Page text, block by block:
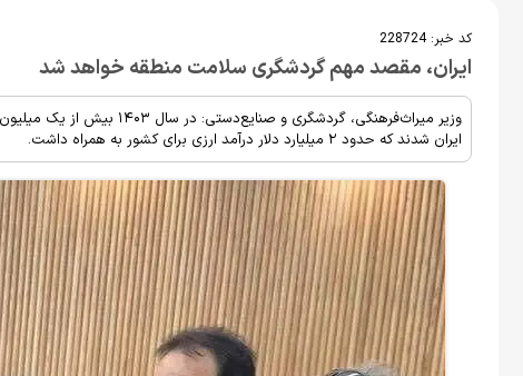
کد خبر:228724
ایران، مقصد مهم گردشگری سلامت منطقه خواهد شد
ایران شدند که حدود ۲ میلیارد دلار درآمد ارزی برای کشور به همراه داشت.